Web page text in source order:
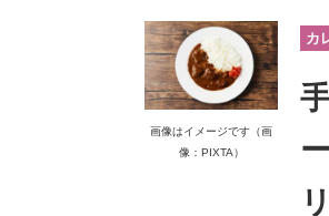
ビジネスと働き方のヒ
ITエンジニア向け専門サ
画像はイメージです（画
像：PIXTA）
カ